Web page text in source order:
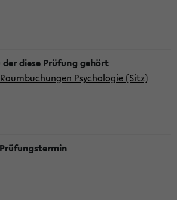
Psychologie (Sitz)